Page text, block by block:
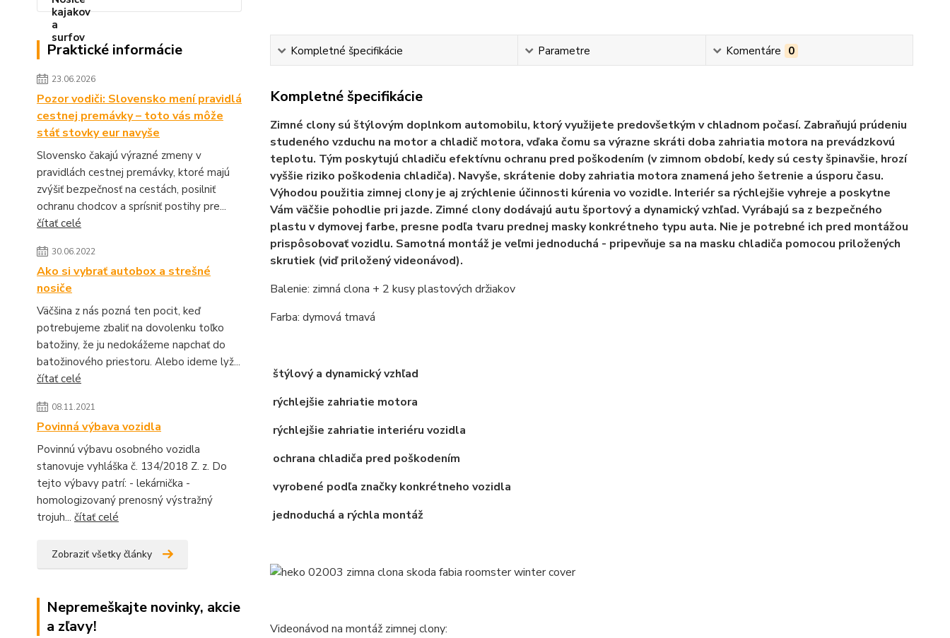
Praktické informácie
23.06.2026
Pozor vodiči: Slovensko mení pravidlá
cestnej premávky – toto vás môže
stáť stovky eur navyše
Slovensko čakajú výrazné zmeny v
pravidlách cestnej premávky, ktoré majú
zvýšiť bezpečnosť na cestách, posilniť
ochranu chodcov a sprísniť postihy pre...
čítať celé
30.06.2022
Ako si vybrať autobox a strešné
nosiče
Väčšina z nás pozná ten pocit, keď
potrebujeme zbaliť na dovolenku toľko
batožiny, že ju nedokážeme napchať do
batožinového priestoru. Alebo ideme lyž...
čítať celé
08.11.2021
Povinná výbava vozidla
Povinnú výbavu osobného vozidla
stanovuje vyhláška č. 134/2018 Z. z. Do
tejto výbavy patrí: - lekárnička -
homologizovaný prenosný výstražný
trojuh... čítať celé
Zobraziť všetky články
Nepremeškajte novinky, akcie
a zľavy!
Kompletné špecifikácie Parametre Komentáre 0
Kompletné špecifikácie
Zimné clony sú štýlovým doplnkom automobilu, ktorý využijete predovšetkým v chladnom počasí. Zabraňujú prúdeniu
studeného vzduchu na motor a chladič motora, vďaka čomu sa výrazne skráti doba zahriatia motora na prevádzkovú
teplotu. Tým poskytujú chladiču efektívnu ochranu pred poškodením (v zimnom období, kedy sú cesty špinavšie, hrozí
vyššie riziko poškodenia chladiča). Navyše, skrátenie doby zahriatia motora znamená jeho šetrenie a úsporu času.
Výhodou použitia zimnej clony je aj zrýchlenie účinnosti kúrenia vo vozidle. Interiér sa rýchlejšie vyhreje a poskytne
Vám väčšie pohodlie pri jazde. Zimné clony dodávajú autu športový a dynamický vzhľad. Vyrábajú sa z bezpečného
plastu v dymovej farbe, presne podľa tvaru prednej masky konkrétneho typu auta. Nie je potrebné ich pred montážou
prispôsobovať vozidlu. Samotná montáž je veľmi jednoduchá - pripevňuje sa na masku chladiča pomocou priložených
skrutiek (viď priložený videonávod).
Balenie: zimná clona + 2 kusy plastových držiakov
Farba: dymová tmavá
štýlový a dynamický vzhľad
rýchlejšie zahriatie motora
rýchlejšie zahriatie interiéru vozidla
ochrana chladiča pred poškodením
vyrobené podľa značky konkrétneho vozidla
jednoduchá a rýchla montáž
Videonávod na montáž zimnej clony: